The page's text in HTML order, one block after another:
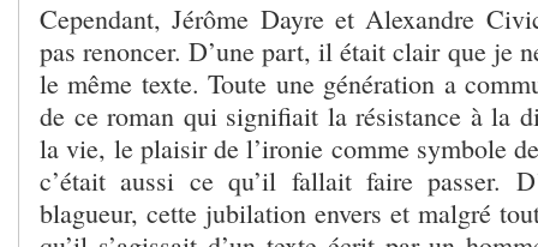
Cependant, Jérôme Dayre et Alexandre
pas renoncer. D’une part, il était clair que je
le même texte. Toute une génération a
de ce roman qui signifiait la résistance à la
la vie, le plaisir de l’ironie comme symbole
c’était aussi ce qu’il fallait faire passer.
blagueur, cette jubilation envers et malgré